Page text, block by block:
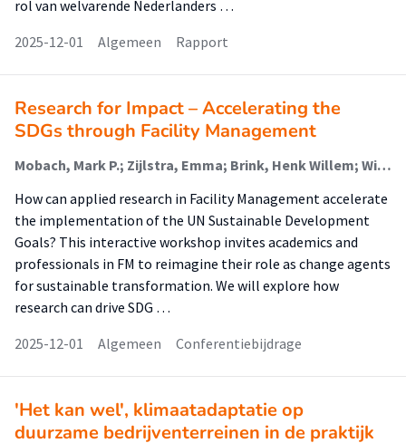
rol van welvarende Nederlanders …
2025-12-01
Algemeen Rapport
Research for Impact – Accelerating the
SDGs through Facility Management
Mobach, Mark P.; Zijlstra, Emma; Brink, Henk Willem; Wijnja, Jaap; de Jong-van der Hilst, Marlies ; Vos, Martijn; Spekreijse, Michel; Mars, Saskia; Vermaas, Jeane
How can applied research in Facility Management accelerate
the implementation of the UN Sustainable Development
Goals? This interactive workshop invites academics and
professionals in FM to reimagine their role as change agents
for sustainable transformation. We will explore how
research can drive SDG …
2025-12-01
Algemeen Conferentiebijdrage
'Het kan wel', klimaatadaptatie op
duurzame bedrijventerreinen in de praktijk